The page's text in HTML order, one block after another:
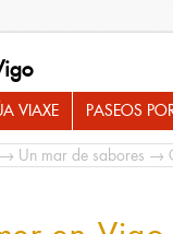
VIAXE PASEOS
→ Un mar de sabores →